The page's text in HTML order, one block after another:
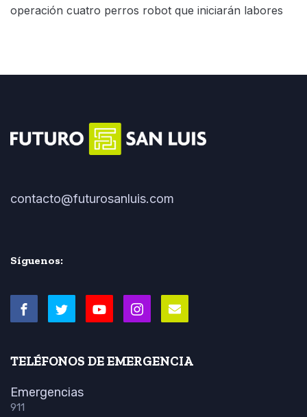
operación cuatro perros robot que iniciarán labores
contacto@futurosanluis.com
Síguenos:
TELÉFONOS DE EMERGENCIA
Emergencias
911